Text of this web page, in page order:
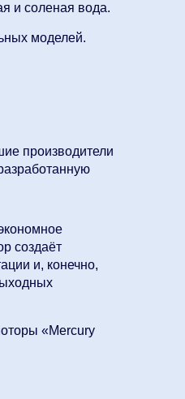
и соленая вода.
моделей.
производители
создаёт
и, конечно,
«Mercury